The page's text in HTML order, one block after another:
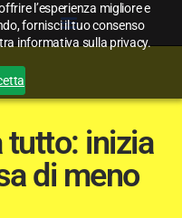
l’esperienza migliore e
fornisci il tuo consenso
informativa sulla privacy.
tutto: inizia
di meno